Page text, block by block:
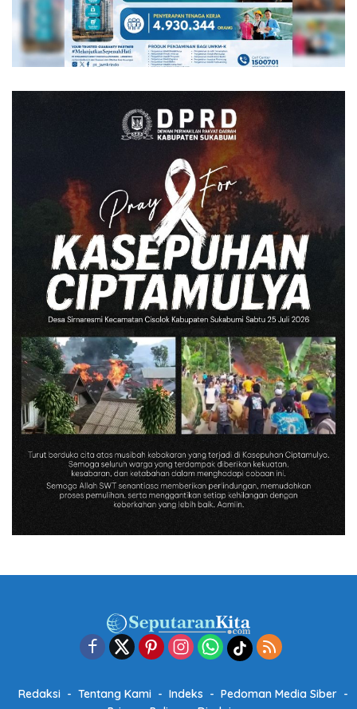
Redaksi Tentang Kami Indeks
Pedoman Media Siber